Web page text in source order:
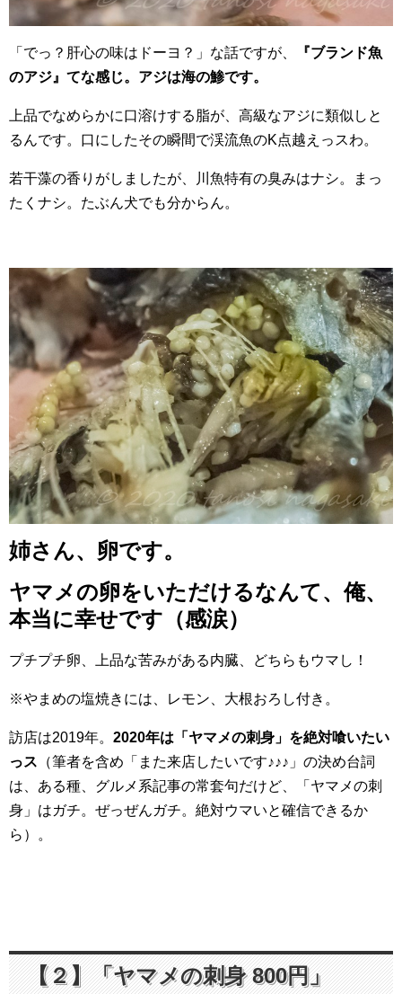
「でっ？肝心の味はドーヨ？」な話ですが、
『ブランド魚
のアジ』てな感じ。アジは海の鯵です。
上品でなめらかに口溶けする脂が、高級なアジに類似しと
るんです。口にしたその瞬間で渓流魚のK点越えっスわ。
若干藻の香りがしましたが、川魚特有の臭みはナシ。まっ
たくナシ。たぶん犬でも分からん。
姉さん、卵です。
ヤマメの卵をいただけるなんて、俺、
本当に幸せです（感涙）
プチプチ卵、上品な苦みがある内臓、どちらもウマし！
※やまめの塩焼きには、レモン、大根おろし付き。
訪店は2019年。 2020年は「ヤマメの刺身」を絶対喰いたい
っス （筆者を含め「また来店したいです♪♪♪」の決め台詞
は、ある種、グルメ系記事の常套句だけど、「ヤマメの刺
身」はガチ。ぜっぜんガチ。絶対ウマいと確信できるか
ら）。
【２】「ヤマメの刺身 800円」